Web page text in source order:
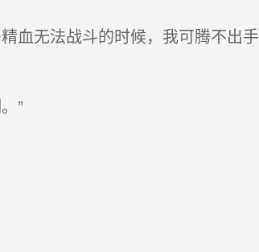
血无法战斗的时候，我可腾不出手
”